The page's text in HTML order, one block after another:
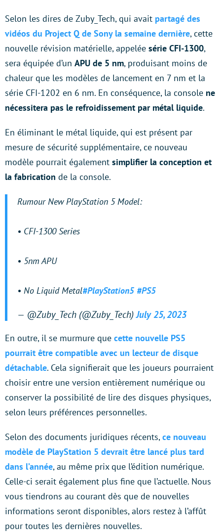
Selon les dires de Zuby_Tech, qui avait partagé des
vidéos du Project Q de Sony la semaine dernière, cette
nouvelle révision matérielle, appelée série CFI-1300,
sera équipée d’un APU de 5 nm, produisant moins de
chaleur que les modèles de lancement en 7 nm et la
série CFI-1202 en 6 nm. En conséquence, la console ne
nécessitera pas le refroidissement par métal liquide.
En éliminant le métal liquide, qui est présent par
mesure de sécurité supplémentaire, ce nouveau
modèle pourrait également simplifier la conception et
la fabrication de la console.
Rumour New PlayStation 5 Model:
• CFI-1300 Series
• 5nm APU
• No Liquid Metal#PlayStation5 #PS5
— @Zuby_Tech (@Zuby_Tech)July 25, 2023
En outre, il se murmure que cette nouvelle PS5
pourrait être compatible avec un lecteur de disque
détachable. Cela signifierait que les joueurs pourraient
choisir entre une version entièrement numérique ou
conserver la possibilité de lire des disques physiques,
selon leurs préférences personnelles.
Selon des documents juridiques récents,ce nouveau
modèle de PlayStation 5 devrait être lancé plus tard
dans l’année, au même prix que l’édition numérique.
Celle-ci serait également plus fine que l’actuelle. Nous
vous tiendrons au courant dès que de nouvelles
informations seront disponibles, alors restez à l’affût
pour toutes les dernières nouvelles.